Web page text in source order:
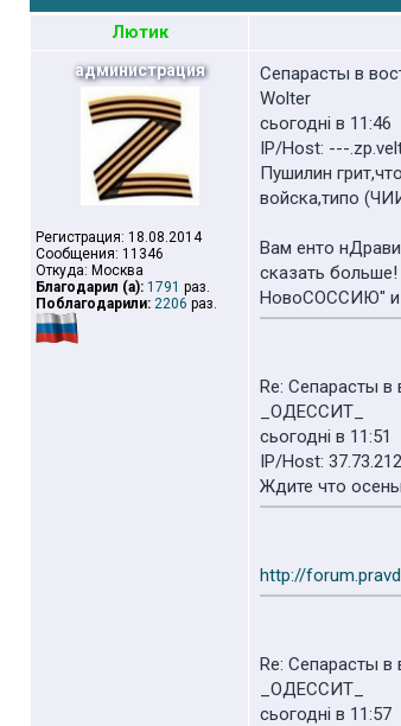
Лютик
администрация
Регистрация: 18.08.2014
Сообщения: 11346
Откуда: Москва
Благодарил (а): 1791 раз.
Поблагодарили: 2206 раз.
Сепарасты в
Wolter
cьогодні в 11:46
IP/Host: ---
Пушилин
войска,типо
Вам енто
сказать
НовоСОССИЮ" и
Re: Сепарасты в
_ОДЕССИТ_
cьогодні в 11:51
IP/Host:
Ждите что
http://
Re: Сепарасты в
_ОДЕССИТ_
cьогодні в 11:57